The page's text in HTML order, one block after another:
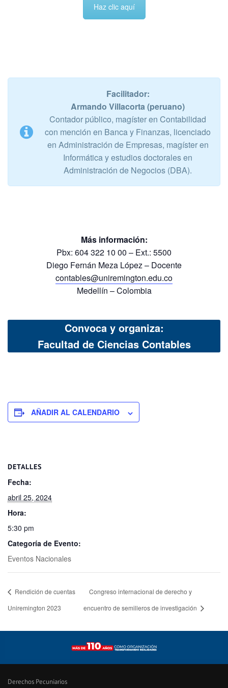
Haz clic aquí
Facilitador:
Armando Villacorta (peruano)
Contador público, magíster en Contabilidad
con mención en Banca y Finanzas, licenciado
en Administración de Empresas, magíster en
Informática y estudios doctorales en
Administración de Negocios (DBA).
Más información:
Pbx: 604 322 10 00 – Ext.: 5500
Diego Fernán Meza López – Docente
contables@uniremington.edu.co
Medellín – Colombia
Convoca y organiza:
Facultad de Ciencias Contables
AÑADIR AL CALENDARIO
DETALLES
Fecha:
abril 25, 2024
Hora:
5:30 pm
Categoría de Evento:
Eventos Nacionales
Rendición de cuentas
Uniremington 2023
Congreso internacional de derecho y
encuentro de semilleros de investigación
Derechos Pecuniarios